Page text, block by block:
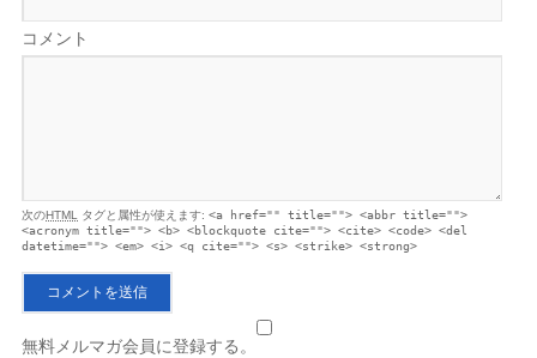
コメント
次のHTML タグと属性が使えます:<a href="" title=""> <abbr title="">
<acronym title=""> <b> <blockquote cite=""> <cite> <code> <del
datetime=""> <em> <i> <q cite=""> <s> <strike> <strong>
無料メルマガ会員に登録する。